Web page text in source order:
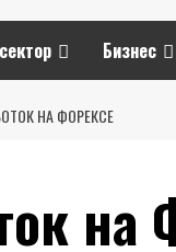
Бизнес
НА ФОРЕКСЕ
на